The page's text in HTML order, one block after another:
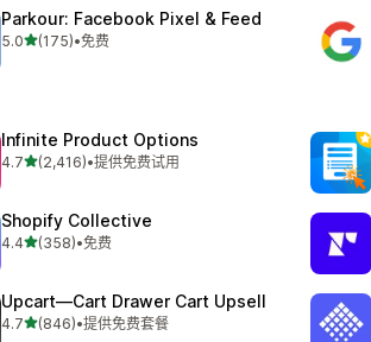
Parkour: Facebook Pixel & Feed
5.0星（满分 5 星）
(175)
总共 175 条评论
•免费
Infinite Product Options
4.7星（满分 5 星）
(2,416)
总共 2416 条评论
•提供免费试用
Shopify Collective
4.4星（满分 5 星）
(358)
总共 358 条评论
•免费
Upcart—Cart Drawer Cart Upsell
4.7星（满分 5 星）
(846)
总共 846 条评论
•提供免费套餐